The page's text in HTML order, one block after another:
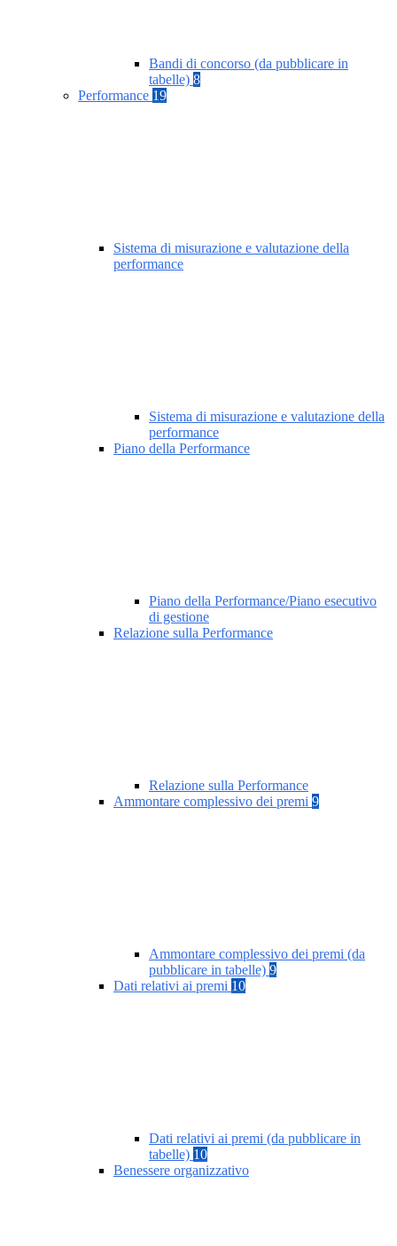
Bandi di concorso (da pubblicare in
tabelle) 8
Performance 19
Sistema di misurazione e valutazione della
performance
Sistema di misurazione e valutazione della
performance
Piano della Performance
Piano della Performance/Piano esecutivo
di gestione
Relazione sulla Performance
Relazione sulla Performance
Ammontare complessivo dei premi 9
Ammontare complessivo dei premi (da
pubblicare in tabelle) 9
Dati relativi ai premi 10
Dati relativi ai premi (da pubblicare in
tabelle) 10
Benessere organizzativo